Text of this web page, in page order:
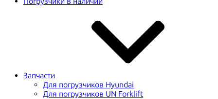
Запчасти
Для погрузчиков Hyundai
Для погрузчиков UN Forklift